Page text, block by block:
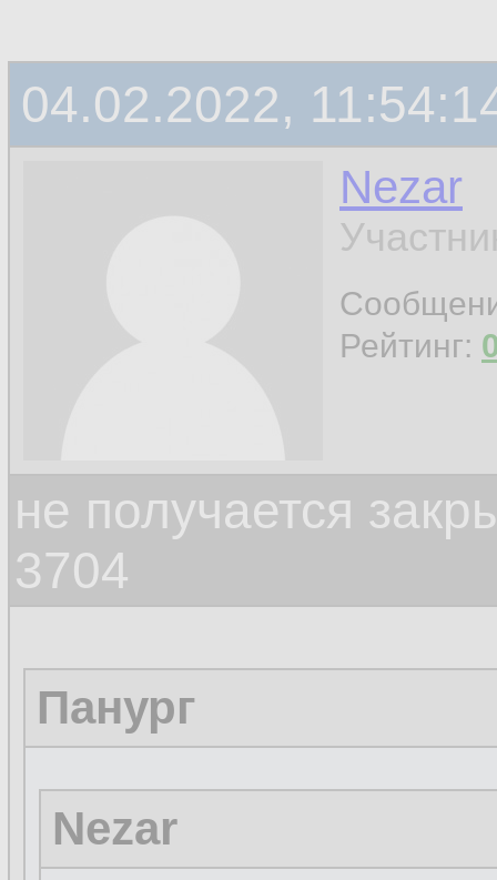
04.02.2022,
Nezar
Рейтинг:
не получается
3704
Панург
Nezar